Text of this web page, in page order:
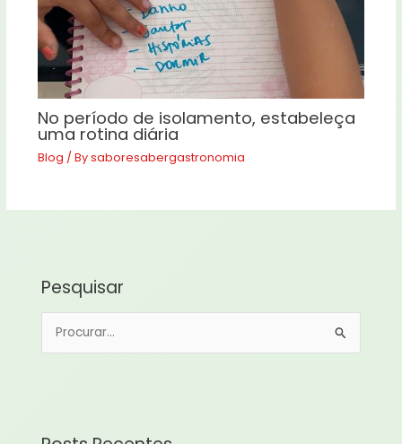
No período de isolamento, estabeleça
uma rotina diária
Blog / Bysaboresabergastronomia
Pesquisar